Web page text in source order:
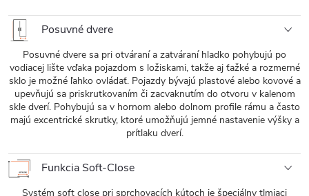
Posuvné dvere
Posuvné dvere sa pri otváraní a zatváraní hladko pohybujú po
vodiacej lište vďaka pojazdom s ložiskami, takže aj ťažké a rozmerné
sklo je možné ľahko ovládať. Pojazdy bývajú plastové alebo kovové a
upevňujú sa priskrutkovaním či zacvaknutím do otvoru v kalenom
skle dverí. Pohybujú sa v hornom alebo dolnom profile rámu a často
majú excentrické skrutky, ktoré umožňujú jemné nastavenie výšky a
prítlaku dverí.
Funkcia Soft-Close
Systém soft close pri sprchovacích kútoch je špeciálny tlmiaci